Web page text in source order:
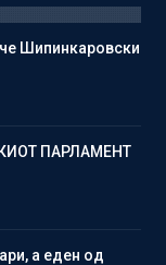
Шипинкаровски
ПАРЛАМЕНТ
а еден од